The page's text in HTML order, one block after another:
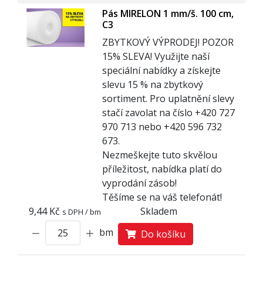
Pás MIRELON 1 mm/š. 100 cm,
C3
ZBYTKOVÝ VÝPRODEJ! POZOR
15% SLEVA! Využijte naší
speciální nabídky a získejte
slevu 15 % na zbytkový
sortiment. Pro uplatnění slevy
stačí zavolat na číslo +420 727
970 713 nebo +420 596 732
673.
Nezmeškejte tuto skvělou
příležitost, nabídka platí do
vyprodání zásob!
Těšíme se na váš telefonát!
9,44 Kč s DPH / bm
Skladem
bm
Do košíku